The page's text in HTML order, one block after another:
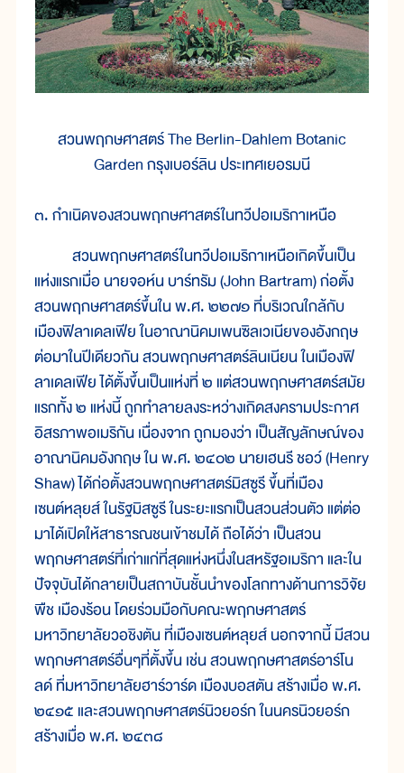
สวนพฤกษศาสตร์ The Berlin-Dahlem Botanic
Garden กรุงเบอร์ลิน ประเทศเยอรมนี
๓. กำเนิดของสวนพฤกษศาสตร์ในทวีปอเมริกาเหนือ
สวนพฤกษศาสตร์ในทวีปอเมริกาเหนือเกิดขึ้นเป็น
แห่งแรกเมื่อ นายจอห์น บาร์ทรัม (John Bartram) ก่อตั้ง
สวนพฤกษศาสตร์ขึ้นใน พ.ศ. ๒๒๗๑ ที่บริเวณใกล้กับ
เมืองฟิลาเดลเฟีย ในอาณานิคมเพนซิลเวเนียของอังกฤษ
ต่อมาในปีเดียวกัน สวนพฤกษศาสตร์ลินเนียน ในเมืองฟิ
ลาเดลเฟีย ได้ตั้งขึ้นเป็นแห่งที่ ๒ แต่สวนพฤกษศาสตร์สมัย
แรกทั้ง ๒ แห่งนี้ ถูกทำลายลงระหว่างเกิดสงครามประกาศ
อิสรภาพอเมริกัน เนื่องจาก ถูกมองว่า เป็นสัญลักษณ์ของ
อาณานิคมอังกฤษ ใน พ.ศ. ๒๔๐๒ นายเฮนรี ชอว์ (Henry
Shaw) ได้ก่อตั้งสวนพฤกษศาสตร์มิสซูรี ขึ้นที่เมือง
เซนต์หลุยส์ ในรัฐมิสซูรี ในระยะแรกเป็นสวนส่วนตัว แต่ต่อ
มาได้เปิดให้สาธารณชนเข้าชมได้ ถือได้ว่า เป็นสวน
พฤกษศาสตร์ที่เก่าแก่ที่สุดแห่งหนึ่งในสหรัฐอเมริกา และใน
ปัจจุบันได้กลายเป็นสถาบันชั้นนำของโลกทางด้านการวิจัย
พืช เมืองร้อน โดยร่วมมือกับคณะพฤกษศาสตร์
มหาวิทยาลัยวอชิงตัน ที่เมืองเซนต์หลุยส์ นอกจากนี้ มีสวน
พฤกษศาสตร์อื่นๆที่ตั้งขึ้น เช่น สวนพฤกษศาสตร์อาร์โน
ลด์ ที่มหาวิทยาลัยฮาร์วาร์ด เมืองบอสตัน สร้างเมื่อ พ.ศ.
๒๔๑๕ และสวนพฤกษศาสตร์นิวยอร์ก ในนครนิวยอร์ก
สร้างเมื่อ พ.ศ. ๒๔๓๘